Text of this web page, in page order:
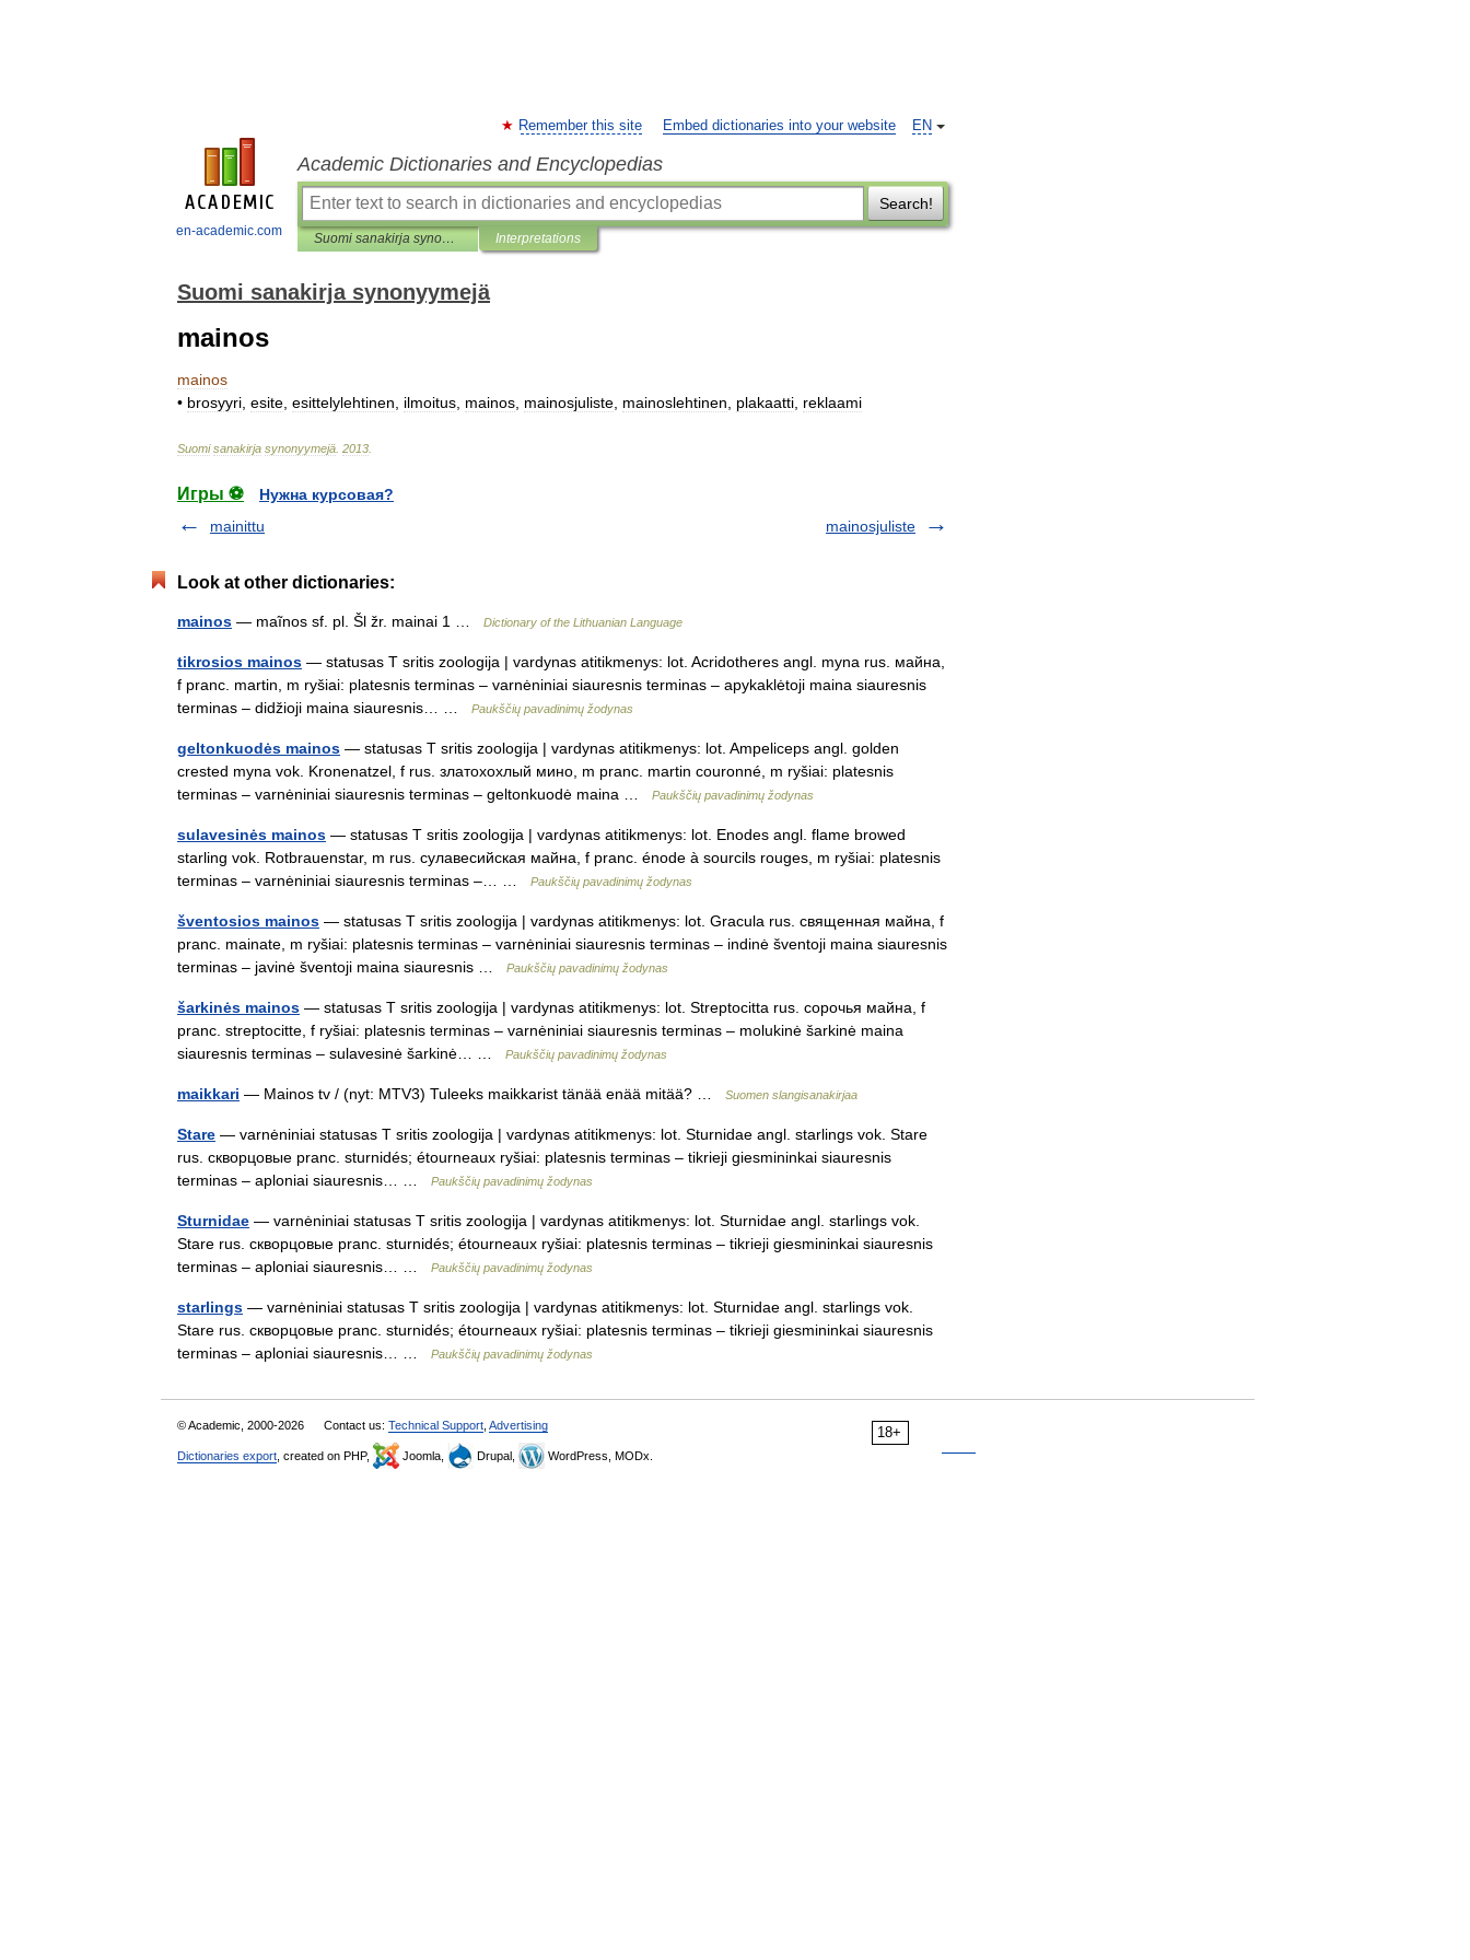
en-academic.com
EN
Remember this site Embed dictionaries into your website
Academic Dictionaries and Encyclopedias
Search!
Suomi sanakirja synonyymejä Interpretations
Suomi sanakirja synonyymejä
mainos
mainos
• brosyyri esite esittelylehtinen ilmoitus mainos mainosjuliste mainoslehtinen plakaatti reklaami
Suomi sanakirja synonyymejä 2013
Игры ⚽
Нужна курсовая?
mainittu
mainosjuliste
Look at other dictionaries:
mainos — maĩnos sf. pl. Šl žr. mainai 1 … Dictionary of the Lithuanian Language
tikrosios mainos — statusas T sritis zoologija | vardynas atitikmenys: lot. Acridotheres angl. myna rus. майна,
f pranc. martin, m ryšiai: platesnis terminas – varnėniniai siauresnis terminas – apykaklėtoji maina siauresnis
terminas – didžioji maina siauresnis… …
Paukščių pavadinimų žodynas
geltonkuodės mainos — statusas T sritis zoologija | vardynas atitikmenys: lot. Ampeliceps angl. golden
crested myna vok. Kronenatzel, f rus. златохохлый мино, m pranc. martin couronné, m ryšiai: platesnis
terminas – varnėniniai siauresnis terminas – geltonkuodė maina …
Paukščių pavadinimų žodynas
sulavesinės mainos — statusas T sritis zoologija | vardynas atitikmenys: lot. Enodes angl. flame browed
starling vok. Rotbrauenstar, m rus. сулавесийская майна, f pranc. énode à sourcils rouges, m ryšiai: platesnis
terminas – varnėniniai siauresnis terminas –… …
Paukščių pavadinimų žodynas
šventosios mainos — statusas T sritis zoologija | vardynas atitikmenys: lot. Gracula rus. священная майна, f
pranc. mainate, m ryšiai: platesnis terminas – varnėniniai siauresnis terminas – indinė šventoji maina siauresnis
terminas – javinė šventoji maina siauresnis …
Paukščių pavadinimų žodynas
šarkinės mainos — statusas T sritis zoologija | vardynas atitikmenys: lot. Streptocitta rus. сорочья майна, f
pranc. streptocitte, f ryšiai: platesnis terminas – varnėniniai siauresnis terminas – molukinė šarkinė maina
siauresnis terminas – sulavesinė šarkinė… …
Paukščių pavadinimų žodynas
maikkari — Mainos tv / (nyt: MTV3) Tuleeks maikkarist tänää enää mitää? … Suomen slangisanakirjaa
Stare — varnėniniai statusas T sritis zoologija | vardynas atitikmenys: lot. Sturnidae angl. starlings vok. Stare
rus. скворцовые pranc. sturnidés; étourneaux ryšiai: platesnis terminas – tikrieji giesmininkai siauresnis
terminas – aploniai siauresnis… …
Paukščių pavadinimų žodynas
Sturnidae — varnėniniai statusas T sritis zoologija | vardynas atitikmenys: lot. Sturnidae angl. starlings vok.
Stare rus. скворцовые pranc. sturnidés; étourneaux ryšiai: platesnis terminas – tikrieji giesmininkai siauresnis
terminas – aploniai siauresnis… …
Paukščių pavadinimų žodynas
starlings — varnėniniai statusas T sritis zoologija | vardynas atitikmenys: lot. Sturnidae angl. starlings vok.
Stare rus. скворцовые pranc. sturnidés; étourneaux ryšiai: platesnis terminas – tikrieji giesmininkai siauresnis
terminas – aploniai siauresnis… …
Paukščių pavadinimų žodynas
18+
© Academic, 2000-2026 Contact us: Technical Support Advertising
Dictionaries export , created on PHP, Joomla, Drupal, WordPress, MODx.